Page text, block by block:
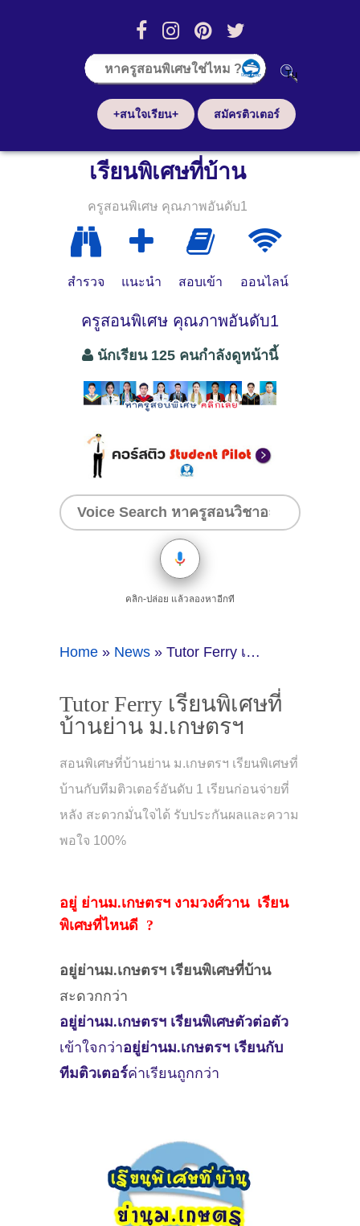
+สนใจเรียน+ สมัครติวเตอร์
เรียนพิเศษที่บ้าน
ครูสอนพิเศษ คุณภาพอันดับ1
สำรวจ แนะนำ สอบเข้า ออนไลน์
ครูสอนพิเศษ คุณภาพอันดับ1
นักเรียน 125 คนกำลังดูหน้านี้
คลิก-ปล่อย แล้วลองหาอีกที
Home » News » Tutor Ferry เรียนพิเศษที่บ้านย่าน ม.เกษตรฯ
Tutor Ferry เรียนพิเศษที่
บ้านย่าน ม.เกษตรฯ
สอนพิเศษที่บ้านย่าน ม.เกษตรฯ เรียนพิเศษที่
บ้านกับทีมติวเตอร์อันดับ 1 เรียนก่อนจ่ายที่
หลัง สะดวกมั่นใจได้ รับประกันผลและความ
พอใจ 100%
อยู่ ย่านม.เกษตรฯ งามวงศ์วาน เรียน
พิเศษที่ไหนดี ?
อยู่ย่านม.เกษตรฯ เรียนพิเศษที่บ้าน
สะดวกกว่า
อยู่ย่านม.เกษตรฯ เรียนพิเศษตัวต่อตัว
เข้าใจกว่าอยู่ย่านม.เกษตรฯ เรียนกับ
ทีมติวเตอร์ค่าเรียนถูกกว่า